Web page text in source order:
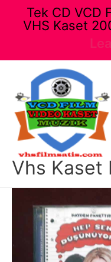
Vhs Kaset
Tek CD VCD
VHS Kaset